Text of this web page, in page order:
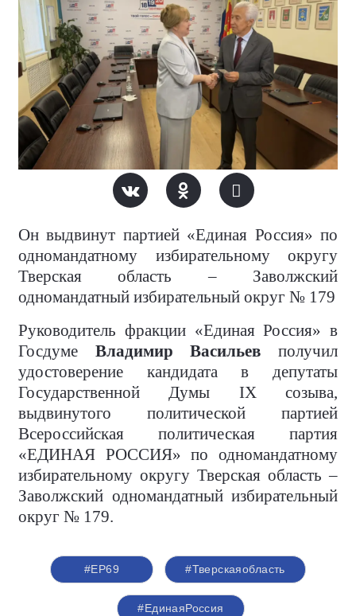
Он выдвинут партией «Единая Россия» по
одномандатному избирательному округу
Тверская область – Заволжский
одномандатный избирательный округ № 179
Руководитель фракции «Единая Россия» в
Госдуме Владимир Васильев получил
удостоверение кандидата в депутаты
Государственной Думы IX созыва,
выдвинутого политической партией
Всероссийская политическая партия
«ЕДИНАЯ РОССИЯ» по одномандатному
избирательному округу Тверская область –
Заволжский одномандатный избирательный
округ № 179.
#ЕР69 #Тверскаяобласть
#ЕдинаяРоссия